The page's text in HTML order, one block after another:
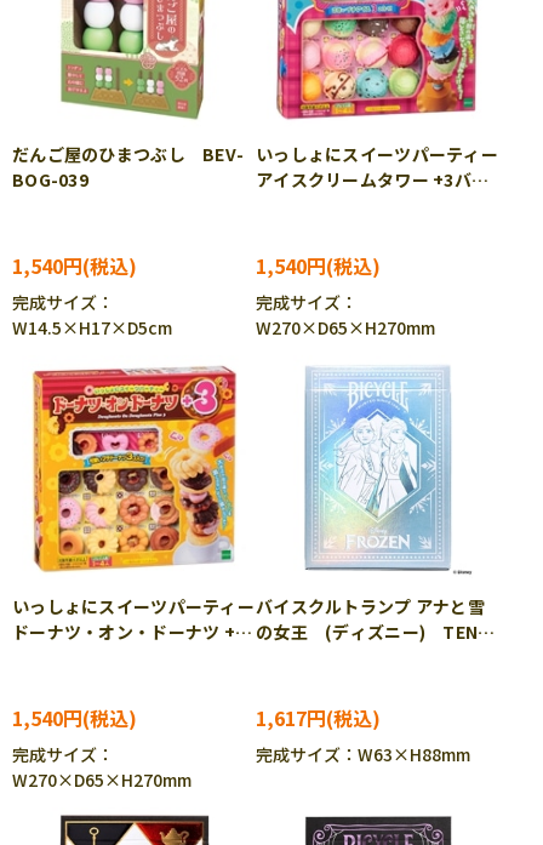
だんご屋のひまつぶし BEV-
BOG-039
1,540円
完成サイズ：
W14.5×H17×D5cm
いっしょにスイーツパーティー
アイスクリームタワー +3バラ
1,540円
完成サイズ：
W270×D65×H270mm
いっしょにスイーツパーティー
ドーナツ・オン・ドーナツ +3
1,540円
完成サイズ：
W270×D65×H270mm
バイスクルトランプ アナと雪
の女王 (ディズニー) TEN-
1,617円
完成サイズ：W63×H88mm